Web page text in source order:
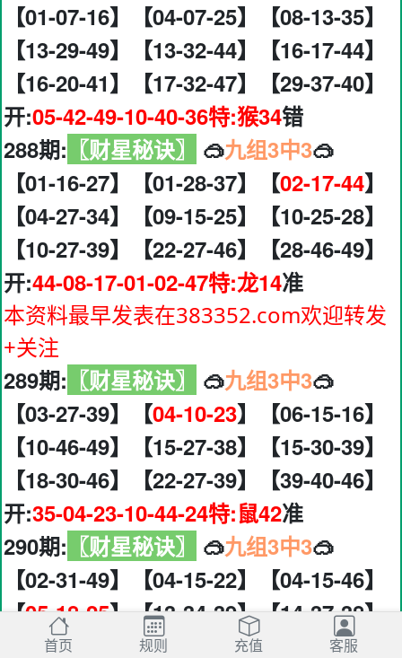
首页 规则 充值 客服
【01-07-16】【04-07-25】【08-13-35】
【13-29-49】【13-32-44】【16-17-44】
【16-20-41】【17-32-47】【29-37-40】
开:05-42-49-10-40-36特:猴34错
288期: 〖财星秘诀〗 🥽九组3中3🥽
【01-16-27】【01-28-37】【02-17-44】
【04-27-34】【09-15-25】【10-25-28】
【10-27-39】【22-27-46】【28-46-49】
开:44-08-17-01-02-47特:龙14准
本资料最早发表在383352.com欢迎转发
+关注
289期: 〖财星秘诀〗 🥽九组3中3🥽
【03-27-39】【04-10-23】【06-15-16】
【10-46-49】【15-27-38】【15-30-39】
【18-30-46】【22-27-39】【39-40-46】
开:35-04-23-10-44-24特:鼠42准
290期: 〖财星秘诀〗 🥽九组3中3🥽
【02-31-49】【04-15-22】【04-15-46】
【05-18-25】【13-34-39】【14-37-38】
【16-27-38】【19-25-31】【22-27-46】